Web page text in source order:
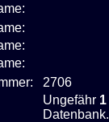
2706
Ungefähr 1
Datenbank.